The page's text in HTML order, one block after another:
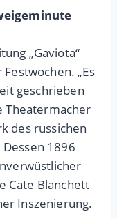
„Gaviota“
„Es
geschrieben
Theatermacher
des russichen
1896
Cate Blanchett
Inszenierung.